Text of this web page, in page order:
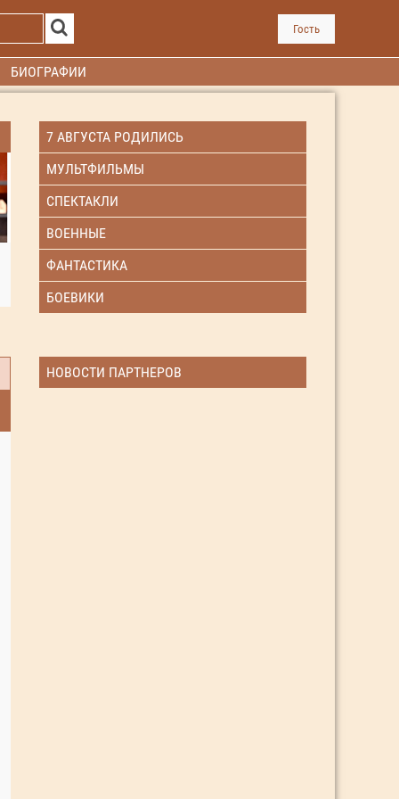
Гость
БИОГРАФИИ
7 АВГУСТА РОДИЛИСЬ
МУЛЬТФИЛЬМЫ
СПЕКТАКЛИ
ВОЕННЫЕ
ФАНТАСТИКА
БОЕВИКИ
НОВОСТИ ПАРТНЕРОВ